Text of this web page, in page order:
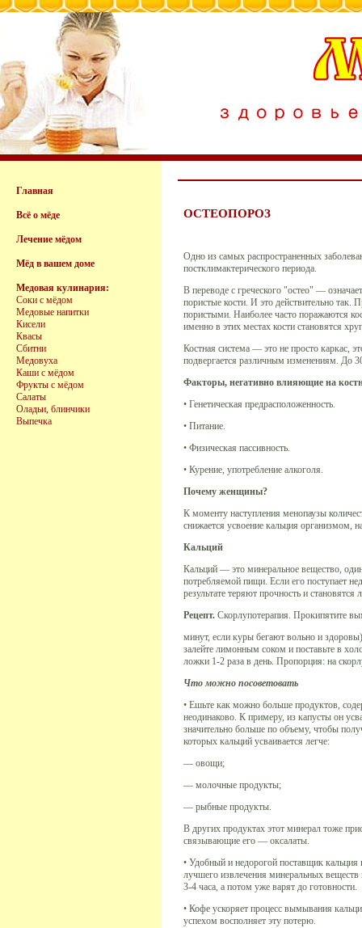
Главная
Всё о мёде
Лечение мёдом
Мёд в вашем доме
Медовая кулинария:
Соки с мёдом
Медовые напитки
Кисели
Квасы
Сбитни
Медовуха
Каши с мёдом
Фрукты с мёдом
Салаты
Оладьи, блинчики
Выпечка
ОСТЕОПОРОЗ
Одно из самых распространенных
постклимактерического периода.
В переводе с греческого "остео" —
пористые кости. И это действительно так.
пористыми. Наиболее часто поражаются
именно в этих местах кости становятся
Костная система — это не просто каркас,
подвергается различным изменениям. До
Факторы, негативно влияющие на
• Генетическая предрасположенность.
• Питание.
• Физическая пассивность.
• Курение, употребление алкоголя.
Почему женщины?
К моменту наступления менопаузы
снижается усвоение кальция организмом,
Кальций
Кальций — это минеральное вещество,
потребляемой пищи. Если его поступает
результате теряют прочность и становятся
Рецепт.Скорлупотерапия. Прокипятите
минут, если куры бегают вольно и
залейте лимонным соком и поставьте в
ложки 1-2 раза в день. Пропорция: на
Что можно посоветовать
• Ешьте как можно больше продуктов,
неодинаково. К примеру, из капусты он
значительно больше по объему, чтобы
которых кальций усваивается легче:
— овощи;
— молочные продукты;
— рыбные продукты.
В других продуктах этот минерал тоже
связывающие его — оксалаты.
• Удобный и недорогой поставщик
лучшего извлечения минеральных
3-4 часа, а потом уже варят до готовности.
• Кофе ускоряет процесс вымывания
успехом восполняет эту потерю.